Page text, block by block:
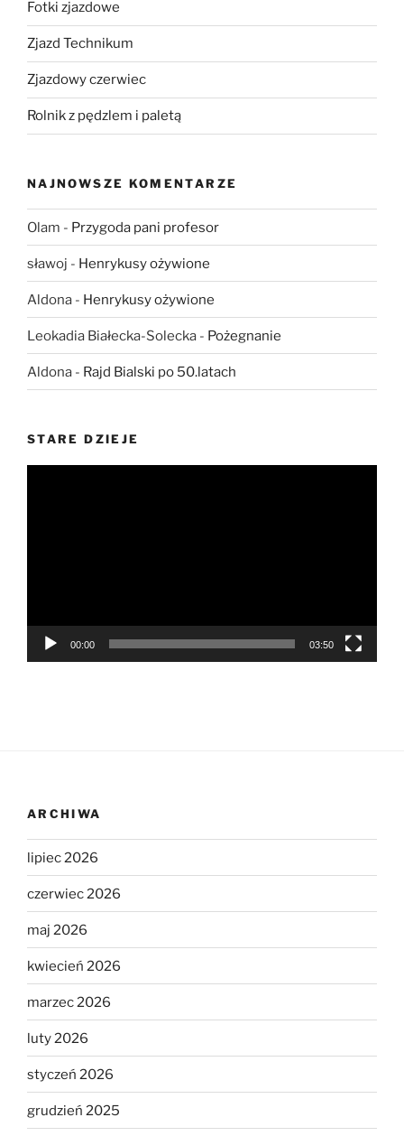
Fotki zjazdowe
Zjazd Technikum
Zjazdowy czerwiec
Rolnik z pędzlem i paletą
NAJNOWSZE KOMENTARZE
Olam - Przygoda pani profesor
sławoj - Henrykusy ożywione
Aldona - Henrykusy ożywione
Leokadia Białecka-Solecka - Pożegnanie
Aldona - Rajd Bialski po 50.latach
STARE DZIEJE
00:00 03:50
ARCHIWA
lipiec 2026
czerwiec 2026
maj 2026
kwiecień 2026
marzec 2026
luty 2026
styczeń 2026
grudzień 2025